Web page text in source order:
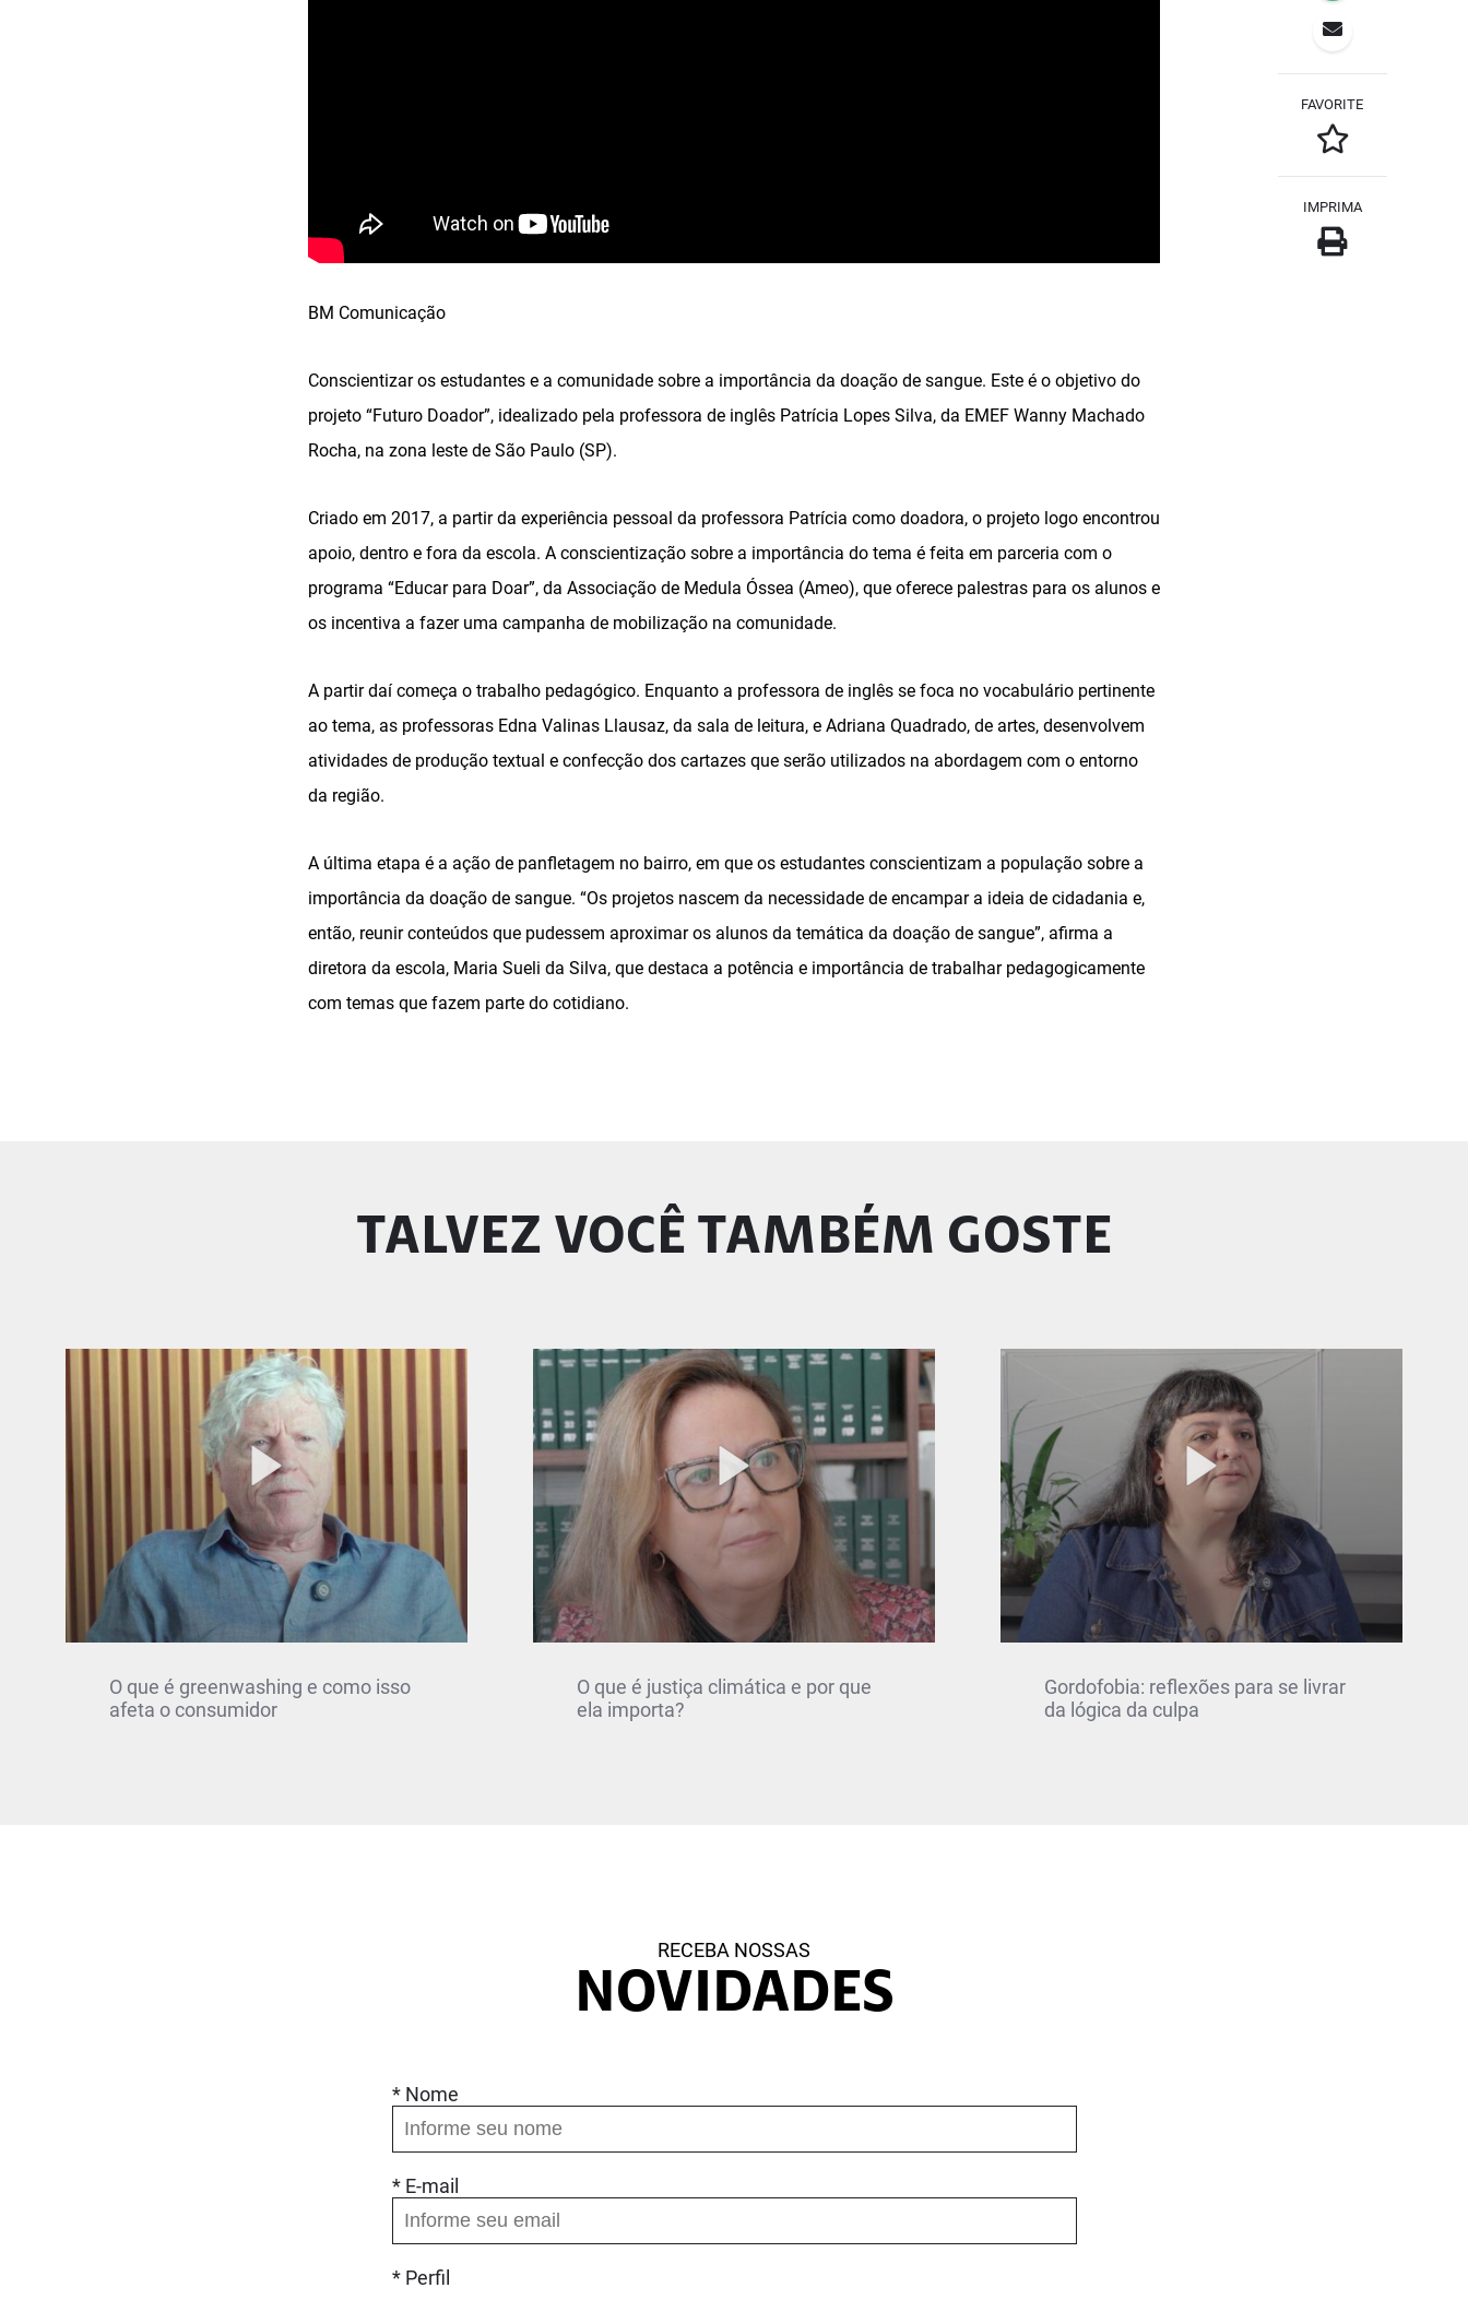
BM Comunicação
Conscientizar os estudantes e a comunidade sobre a importância da doação de sangue. Este é o objetivo do
projeto “Futuro Doador”, idealizado pela professora de inglês Patrícia Lopes Silva, da EMEF Wanny Machado
Rocha, na zona leste de São Paulo (SP).
Criado em 2017, a partir da experiência pessoal da professora Patrícia como doadora, o projeto logo encontrou
apoio, dentro e fora da escola. A conscientização sobre a importância do tema é feita em parceria com o
programa “Educar para Doar”, da Associação de Medula Óssea (Ameo), que oferece palestras para os alunos e
os incentiva a fazer uma campanha de mobilização na comunidade.
A partir daí começa o trabalho pedagógico. Enquanto a professora de inglês se foca no vocabulário pertinente
ao tema, as professoras Edna Valinas Llausaz, da sala de leitura, e Adriana Quadrado, de artes, desenvolvem
atividades de produção textual e confecção dos cartazes que serão utilizados na abordagem com o entorno
da região.
A última etapa é a ação de panfletagem no bairro, em que os estudantes conscientizam a população sobre a
importância da doação de sangue. “Os projetos nascem da necessidade de encampar a ideia de cidadania e,
então, reunir conteúdos que pudessem aproximar os alunos da temática da doação de sangue”, afirma a
diretora da escola, Maria Sueli da Silva, que destaca a potência e importância de trabalhar pedagogicamente
com temas que fazem parte do cotidiano.
FAVORITE
IMPRIMA
TALVEZ VOCÊ TAMBÉM GOSTE
O que é greenwashing e como isso
afeta o consumidor
O que é justiça climática e por que
ela importa?
Gordofobia: reflexões para se livrar
da lógica da culpa
RECEBA NOSSAS
NOVIDADES
* Nome
* E-mail
* Perfil